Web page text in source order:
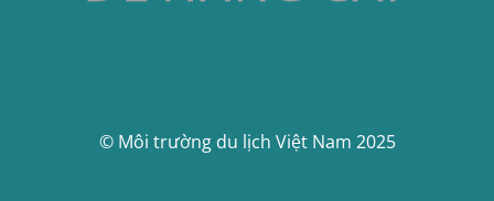
© Môi trường du lịch Việt Nam 2025